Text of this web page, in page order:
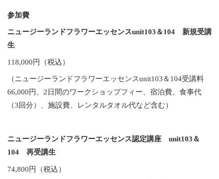
参加費
ニュージーランドフラワーエッセンスunit103＆104 新規受講
生
118,000円（税込）
（ニュージーランドフラワーエッセンスunit103＆104受講料
66,000円、2日間のワークショップフィー、宿泊費、食事代
（3回分）、施設費、レンタルタオル代など含む）
ニュージーランドフラワーエッセンス認定講座 unit103＆
104 再受講生
74,800円（税込）